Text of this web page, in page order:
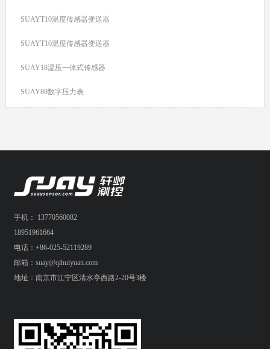
SUAYT10温度传感器变送器
SUAYT10温度传感器变送器
SUAY18温压一体式传感器
SUAY80数字压力表
手机： 13770560082
18951961664
电话：+86-025-52119289
邮箱：suay@qihuiyuan.com
地址：南京市江宁区清水亭西路2-20号3楼